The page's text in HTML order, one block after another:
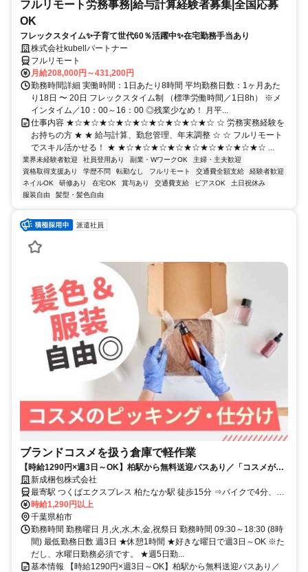
フルリモート労務事務|給与計算経験者募集|全国応募
OK
フレックスタイム✨子育て世代60％活躍中✨在宅勤務手当あり
株式会社kubellパートナー
フルリモート
月給208,000円～431,200円
勤務時間詳細 実働時間：1日あたり8時間 平均勤務日数：1ヶ月あた
り18日 〜 20日 フレックスタイム制 （標準労働時間／1日8h） ※メ
インタイム／10：00～16：00 ◎残業少なめ！ 月平...
仕事内容 ★☆★☆★☆★☆★☆★☆★☆★☆★☆ ☆ 労務実務経験を
お持ちの方 ★ ★ 給与計算、勤怠管理、年末調整 ☆ ☆ フルリモート
でスキル活かせる！ ★ ★☆★☆★☆★☆★☆★☆★☆★☆★☆ ...
業界未経験者歓迎 社員登用あり 副業・WワークOK
主婦・主夫歓迎
資格取得支援あり
学歴不問 転勤なし フルリモート 交通費全額支給
経験者歓迎
ネイルOK
研修あり 在宅OK 賞与あり 交通費支給 ピアスOK
土日祝休み
服装自由
髪型・髪色自由
派遣社員
ブランドコスメを扱う倉庫で軽作業
【時給1290円×週3日～OK】柏駅から無料送迎バスあり／「コスメが好
き」な方歓迎／服装自由
新成梱包株式会社
最寄駅 つくばエクスプレス 柏たなか駅 徒歩15分 ⇒バイクで4分、自
転車で6分！ 東武アーバンパークライン 柏駅 その他24分 ⇒バイクで
19分・自転車で24分 つくばエクスプレス 流山おおたかの森駅 その他
17分 ⇒バイクで17分
時給1,290円以上
千葉県柏市
勤務時間 勤務曜日 月,火,水,木,金,祝祭日 勤務時間 09:30～18:30 (8時
間) 最低勤務日数 週3日 ★休憩1時間 ★好きな曜日で週3日～OK ※た
だし、水曜日勤務必須です。 ★週5日勤...
基本情報 【時給1290円×週3日～OK】柏駅から無料送迎バスあり／